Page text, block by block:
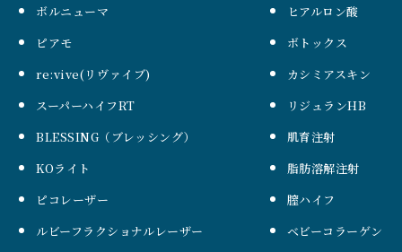
ボルニューマ
ピアモ
re:vive(リヴァイブ)
スーパーハイフRT
BLESSING（ブレッシング）
KOライト
ピコレーザー
ルビーフラクショナルレーザー
ヒアルロン酸
ボトックス
カシミアスキン
リジュランHB
肌育注射
脂肪溶解注射
膣ハイフ
ベビーコラーゲン